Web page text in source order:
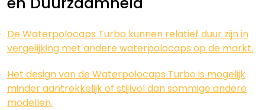
De Waterpolocaps Turbo kunnen relatief duur zijn in
vergelijking met andere waterpolocaps op de markt.
Het design van de Waterpolocaps Turbo is mogelijk
minder aantrekkelijk of stijlvol dan sommige andere
modellen.